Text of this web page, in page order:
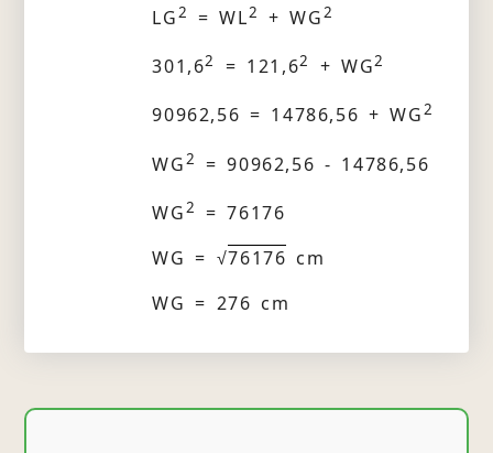
LG2 = WL2 + WG2
301,62 = 121,62 + WG2
90962,56 = 14786,56 + WG2
WG2 = 90962,56 - 14786,56
WG2
= 76176
WG = √76176 cm
WG = 276 cm